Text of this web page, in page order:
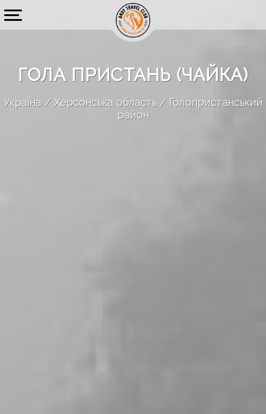
ГОЛА ПРИСТАНЬ (ЧАЙКА)
Україна Херсонська область
Голопристанський
район